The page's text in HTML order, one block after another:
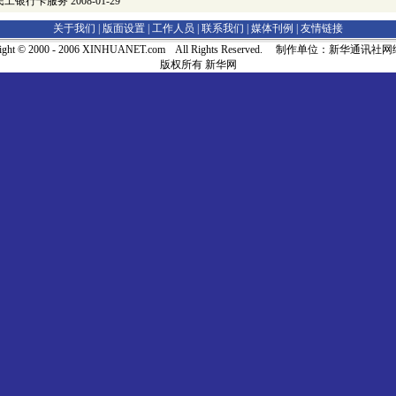
关于我们 | 版面设置 工作人员 联系我们 媒体刊例
友情链接
© 2000 - 2006 XINHUANET.com All Rights Reserved. 制作单位：新华通讯社网
版权所有 新华网